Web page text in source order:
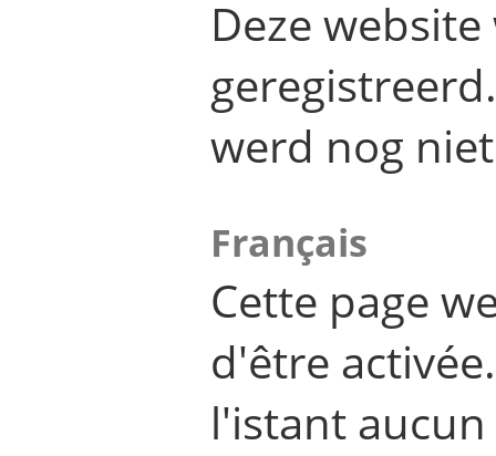
Deze
werd nog
Français
Cette page
d'être
l'istant